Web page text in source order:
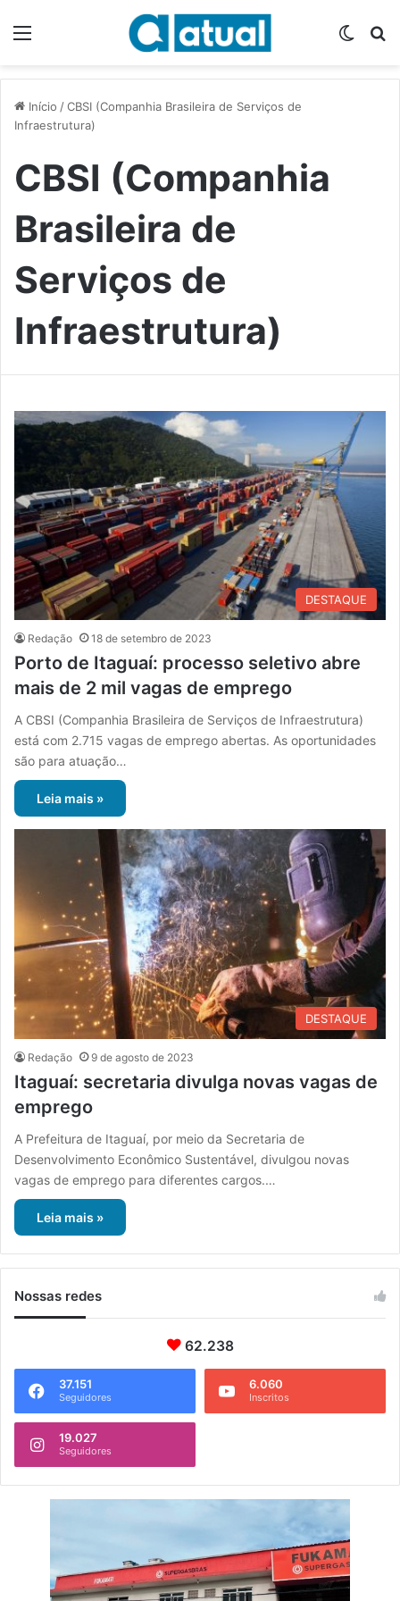
Início /CBSI (Companhia Brasileira de Serviços de
Infraestrutura)
CBSI (Companhia
Brasileira de
Serviços de
Infraestrutura)
DESTAQUE
Redação 18 de setembro de 2023
Porto de Itaguaí: processo seletivo abre
mais de 2 mil vagas de emprego
A CBSI (Companhia Brasileira de Serviços de Infraestrutura)
está com 2.715 vagas de emprego abertas. As oportunidades
são para atuação…
Leia mais »
DESTAQUE
Redação 9 de agosto de 2023
Itaguaí: secretaria divulga novas vagas de
emprego
A Prefeitura de Itaguaí, por meio da Secretaria de
Desenvolvimento Econômico Sustentável, divulgou novas
vagas de emprego para diferentes cargos.…
Leia mais »
Nossas redes
62.238
37.151
Seguidores
6.060
Inscritos
19.027
Seguidores